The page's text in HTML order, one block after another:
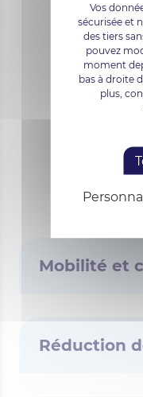
ces
entre
Mobilité et
Réduction
Vos
sécurisée et
des tiers
pouvez
moment
bas à droite
plus,